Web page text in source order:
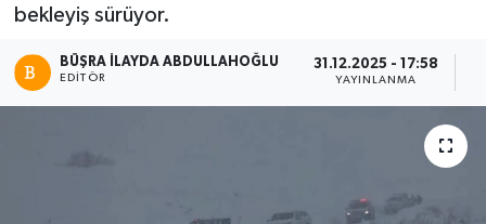
bekleyiş sürüyor.
BÜŞRA İLAYDA ABDULLAHOĞLU
EDITÖR
31.12.2025 - 17:58
YAYINLANMA